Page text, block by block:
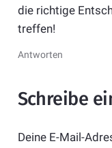
die richtige
treffen!
Antworten
Schreibe
Deine E-Mail-